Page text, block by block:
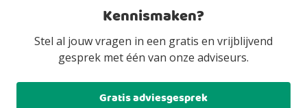
Kennismaken?
Stel al jouw vragen in een gratis en vrijblijvend
gesprek met één van onze adviseurs.
Gratis adviesgesprek